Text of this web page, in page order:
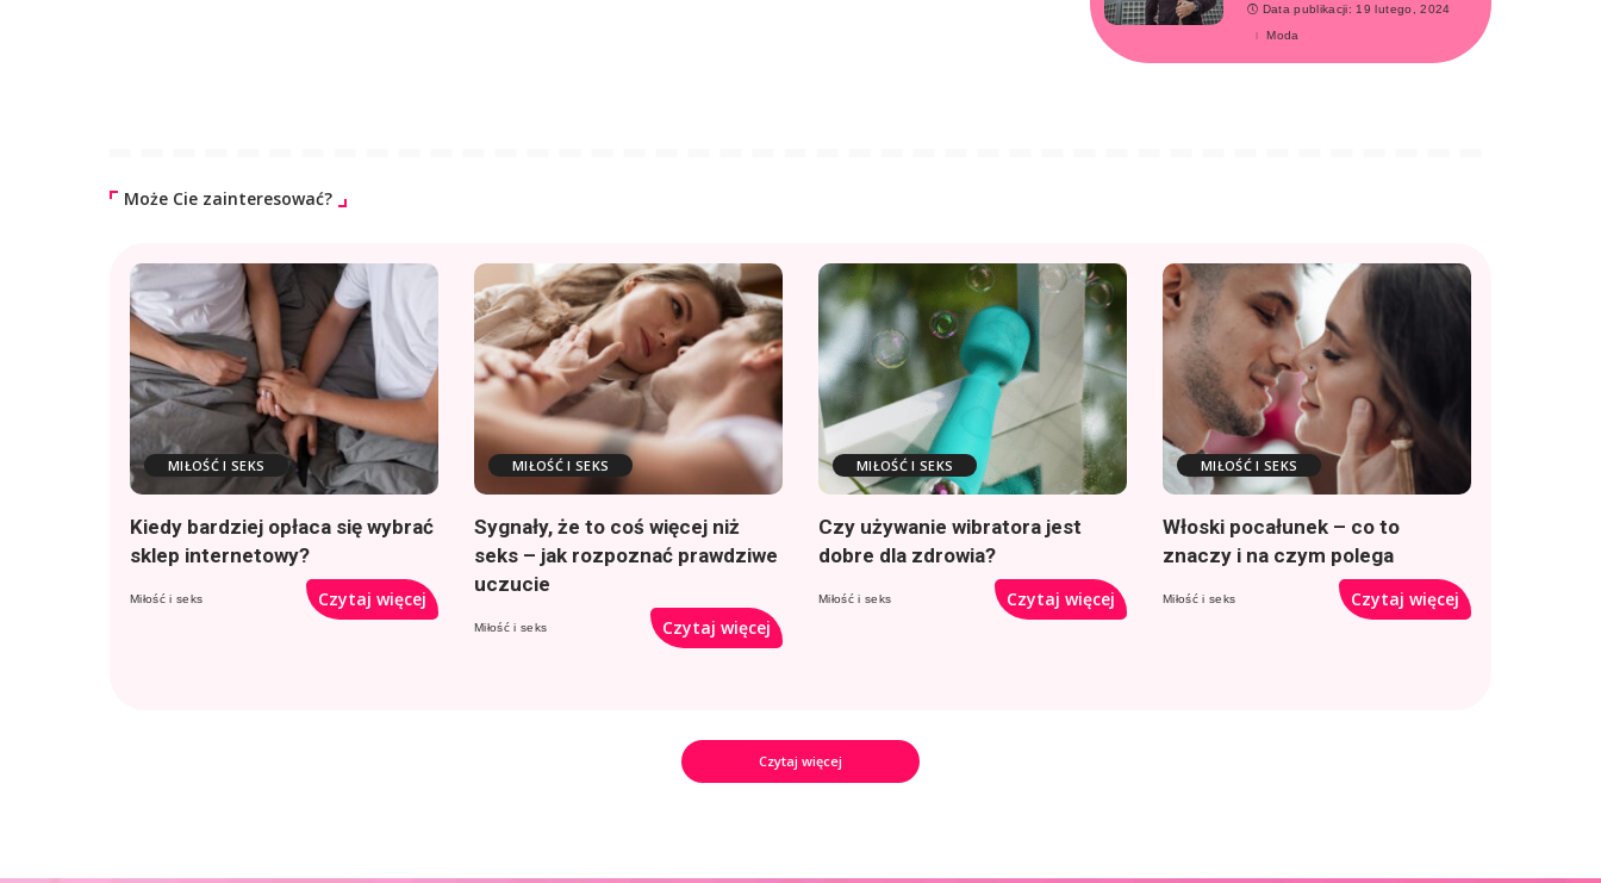
Data publikacji: 19 lutego, 2024
Moda
Może Cie zainteresować?
MIŁOŚĆ I SEKS
Kiedy bardziej opłaca się wybrać
sklep internetowy?
Miłość i seks Czytaj więcej
MIŁOŚĆ I SEKS
Sygnały, że to coś więcej niż
seks – jak rozpoznać prawdziwe
uczucie
Miłość i seks Czytaj więcej
MIŁOŚĆ I SEKS
Czy używanie wibratora jest
dobre dla zdrowia?
Miłość i seks Czytaj więcej
MIŁOŚĆ I SEKS
Włoski pocałunek – co to
znaczy i na czym polega
Miłość i seks Czytaj więcej
Czytaj więcej